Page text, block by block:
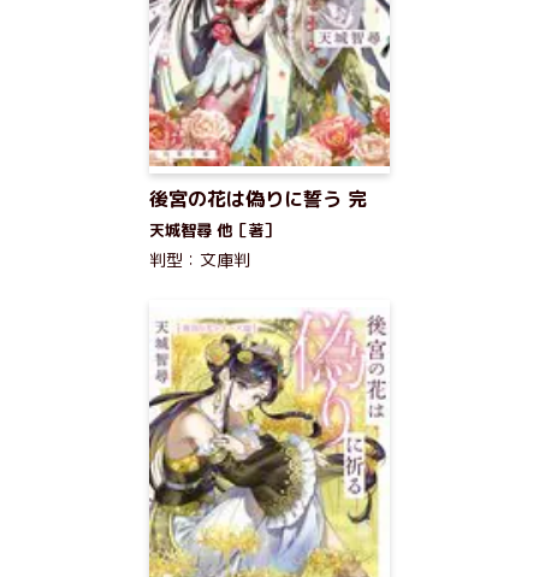
後宮の花は偽りに誓う 完
天城智尋 他［著］
判型：文庫判